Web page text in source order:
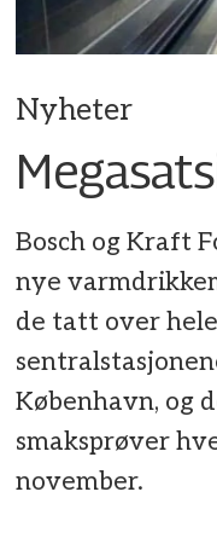
Nyheter
Bosch og Kraft
nye
de tatt over hele
København, og
smaksprøver
november.